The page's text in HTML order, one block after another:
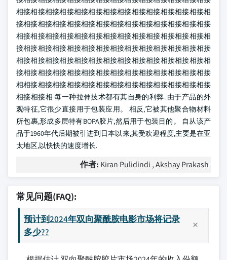
相接相接相接相接相接相接相接相接相接相接相接相接相接相
接相接相接相接相接相接相接相接相接相接相接相接相接相接
相接相接相接相接相接相接相接相接相接相接相接相接相接相
接相接相接相接相接相接相接相接相接相接相接相接相接相接
相接相接相接相接相接相接相接相接相接相接相接相接相接相
接相接相接相接相接相接相接相接相接相接相接相接相接相接
相相接相接相接相接相接相接相接相接相接相接相接相接相接
相接相接相 每一种拉伸技术都有其自身的利弊. 由于产品的外
观特征,它很少直接用于包装应用。 相反,它被其他聚合物材料
所包裹,形成多层特有BOPA胶片,然后用于包装目的。 自从该产
品于1960年代后期被引进到日本以来,其受欢迎程度,主要是在亚
太地区,以快快的速度增长.
作者: Kiran Pulidindi , Akshay Prakash
常见问题(FAQ):
预计到2024年双向聚酰胺电影市场将记录
多少??